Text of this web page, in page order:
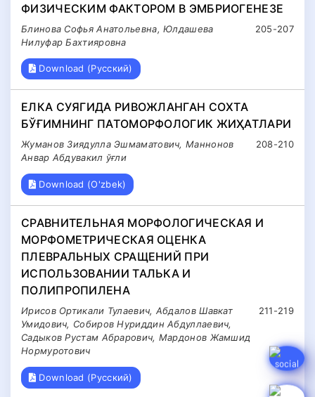
ФИЗИЧЕСКИМ ФАКТОРОМ В ЭМБРИОГЕНЕЗЕ
205-207
Блинова Софья Анатольевна, Юлдашева
Нилуфар Бахтияровна
Download (Русский)
ЕЛКА СУЯГИДА РИВОЖЛАНГАН СОХТА
БЎҒИМНИНГ ПАТОМОРФОЛОГИК ЖИҲАТЛАРИ
208-210
Жуманов Зиядулла Эшмаматович, Маннонов
Анвар Абдувакил ўғли
Download (O'zbek)
СРАВНИТЕЛЬНАЯ МОРФОЛОГИЧЕСКАЯ И
МОРФОМЕТРИЧЕСКАЯ ОЦЕНКА
ПЛЕВРАЛЬНЫХ СРАЩЕНИЙ ПРИ
ИСПОЛЬЗОВАНИИ ТАЛЬКА И
ПОЛИПРОПИЛЕНА
211-219
Ирисов Ортикали Тулаевич, Абдалов Шавкат
Умидович, Собиров Нуриддин Абдуллаевич,
Садыков Рустам Абрарович, Мардонов Жамшид
Нормуротович
Download (Русский)